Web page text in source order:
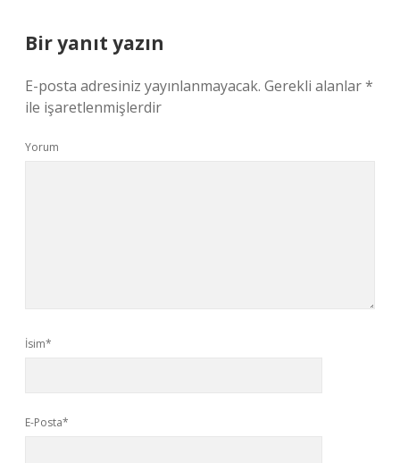
Bir yanıt yazın
E-posta adresiniz yayınlanmayacak. Gerekli alanlar*
ile işaretlenmişlerdir
Yorum
İsim*
E-Posta*